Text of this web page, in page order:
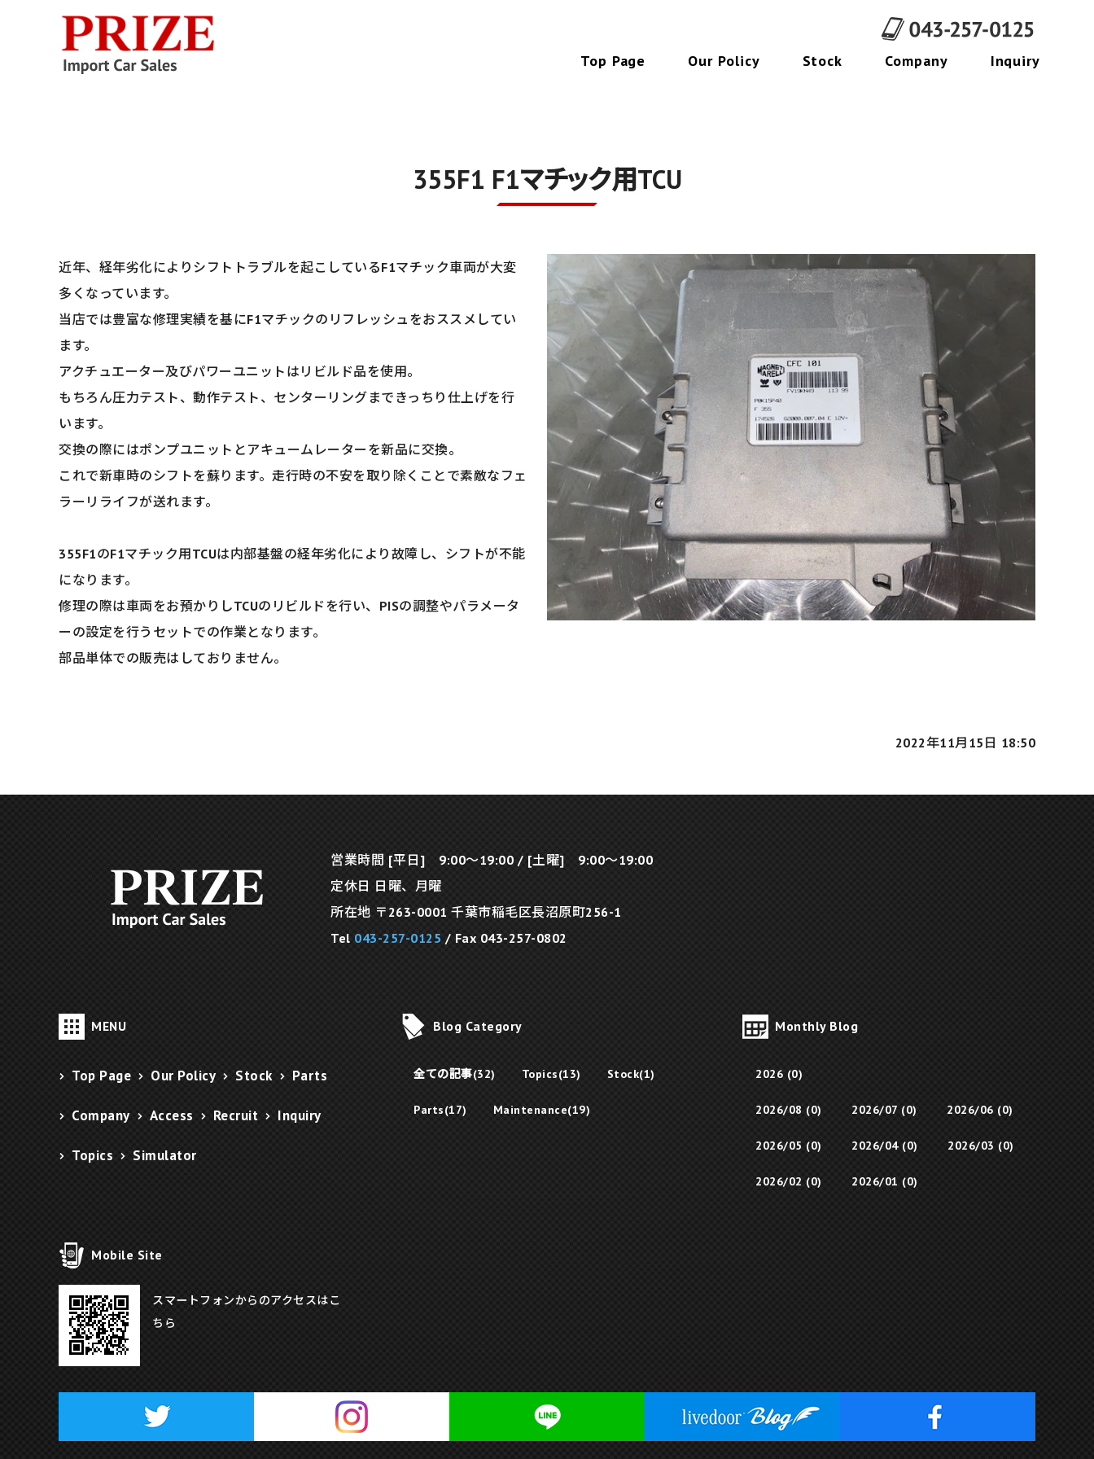
千葉県千葉市にあるフェラーリ販売・メンテナンス・修理・パーツ販売のPRIZE Import Car
Top Page Our Policy Stock Company Inquiry
355F1 F1マチック用TCU
近年、経年劣化によりシフトトラブルを起こしているF1マチック車両が大変
多くなっています。
当店では豊富な修理実績を基にF1マチックのリフレッシュをおススメしてい
ます。
アクチュエーター及びパワーユニットはリビルド品を使用。
もちろん圧力テスト、動作テスト、センターリングまできっちり仕上げを行
います。
交換の際にはポンプユニットとアキュームレーターを新品に交換。
これで新車時のシフトを蘇ります。走行時の不安を取り除くことで素敵なフェ
ラーリライフが送れます。
355F1のF1マチック用TCUは内部基盤の経年劣化により故障し、シフトが不能
になります。
修理の際は車両をお預かりしTCUのリビルドを行い、PISの調整やパラメータ
ーの設定を行うセットでの作業となります。
部品単体での販売はしておりません。
2022年11月15日 18:50
営業時間 [平日] 9:00～19:00 / [土曜] 9:00～19:00
定休日 日曜、月曜
所在地 〒263-0001 千葉市稲毛区長沼原町256-1
Tel 043-257-0125 / Fax 043-257-0802
MENU
Top Page Our Policy Stock Parts
Company Access Recruit Inquiry
Topics Simulator
Blog Category
全ての記事(32) Topics(13) Stock(1)
Parts(17) Maintenance(19)
Monthly Blog
2026 (0)
2026/08 (0) 2026/07 (0) 2026/06 (0)
2026/05 (0) 2026/04 (0) 2026/03 (0)
2026/02 (0) 2026/01 (0)
Mobile Site
スマートフォンからのアクセスはこ
ちら